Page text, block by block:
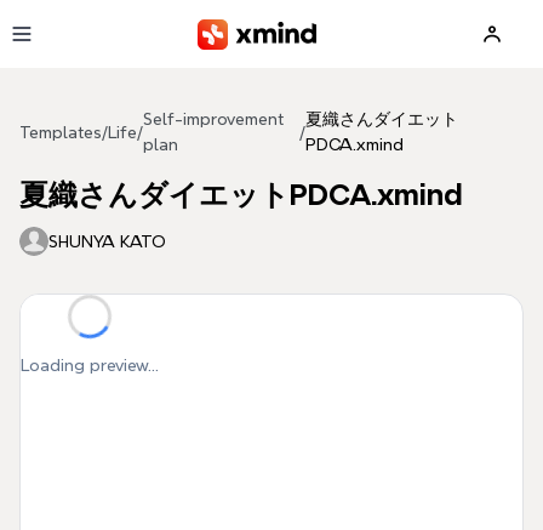
Templates/Life/
Self-improvement
plan
/
夏織さんダイエット
PDCA.xmind
夏織さんダイエットPDCA.xmind
SHUNYA KATO
Loading preview...